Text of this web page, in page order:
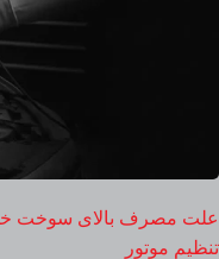
علت مصرف بالای سوخت
تنظیم موتور